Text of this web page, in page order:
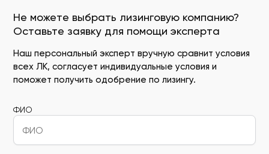
Не можете выбрать лизинговую компанию?
Оставьте заявку для помощи эксперта
Наш персональный эксперт вручную сравнит условия
всех ЛК, согласует индивидуальные условия и
поможет получить одобрение по лизингу.
ФИО